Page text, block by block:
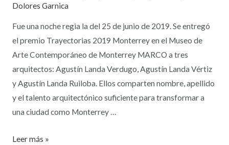
Dolores Garnica
Fue una noche regia la del 25 de junio de 2019. Se entregó
el premio Trayectorias 2019 Monterrey en el Museo de
Arte Contemporáneo de Monterrey MARCO a tres
arquitectos: Agustín Landa Verdugo, Agustín Landa Vértiz
y Agustín Landa Ruiloba. Ellos comparten nombre, apellido
y el talento arquitectónico suficiente para transformar a
una ciudad como Monterrey …
Leer más »